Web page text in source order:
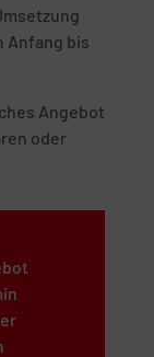
Anfang bis
Angebot
oder